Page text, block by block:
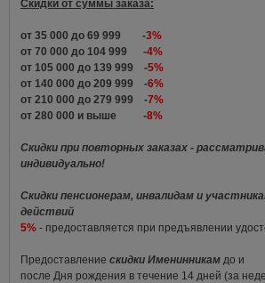
Скидки от суммы заказа:
от 35 000 до 69 999 -3%
от 70 000 до 104 999 -4%
от 105 000 до 139 999 -5%
от 140 000 до 209 999 -6%
от 210 000 до 279 999 -7%
от 280 000 и выше -8%
Скидки при повторных заказах -
индивидуально!
Скидки пенсионерам, инвалидам и
действий
5% - предоставляется при предъявлении
Предоставление скидки Именинникам до и
после Дня рождения в течение 14 дней (за